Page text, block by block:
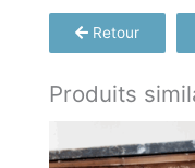
Retour
Produits